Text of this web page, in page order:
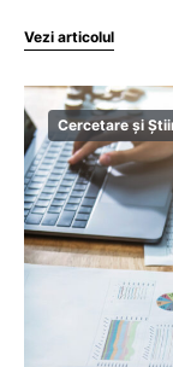
Vezi articolul
Cercetare și